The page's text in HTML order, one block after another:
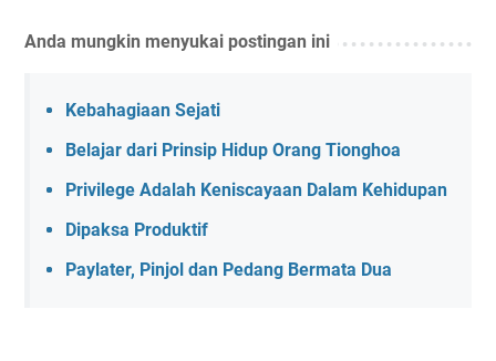
Anda mungkin menyukai postingan ini
Kebahagiaan Sejati
Belajar dari Prinsip Hidup Orang Tionghoa
Privilege Adalah Keniscayaan Dalam Kehidupan
Dipaksa Produktif
Paylater, Pinjol dan Pedang Bermata Dua